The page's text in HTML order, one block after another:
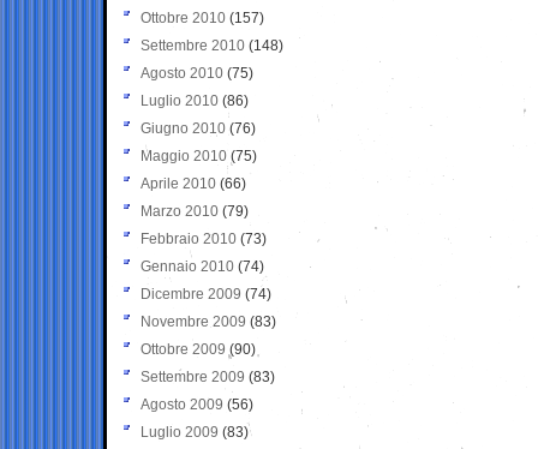
Ottobre 2010 (157)
Settembre 2010 (148)
Agosto 2010 (75)
Luglio 2010 (86)
Giugno 2010 (76)
Maggio 2010 (75)
Aprile 2010 (66)
Marzo 2010 (79)
Febbraio 2010 (73)
Gennaio 2010 (74)
Dicembre 2009 (74)
Novembre 2009 (83)
Ottobre 2009 (90)
Settembre 2009 (83)
Agosto 2009 (56)
Luglio 2009 (83)